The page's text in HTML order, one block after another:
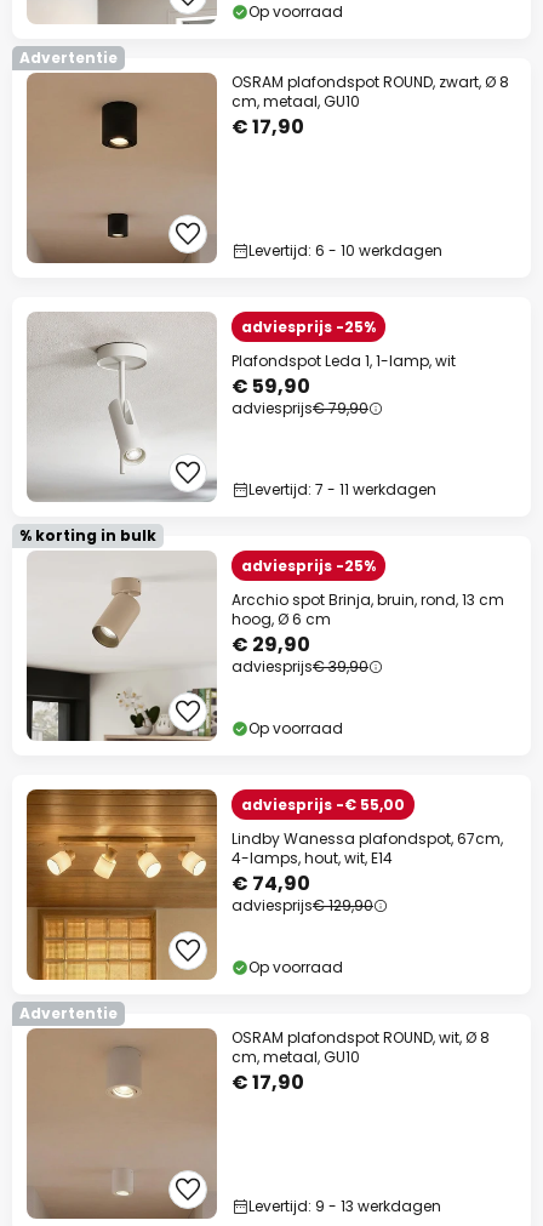
Op voorraad
Advertentie
OSRAM plafondspot ROUND, zwart, Ø 8
cm, metaal, GU10
€ 17,90
Levertijd: 6 - 10 werkdagen
adviesprijs -25%
Plafondspot Leda 1, 1-lamp, wit
€ 59,90
adviesprijs€ 79,90
Levertijd: 7 - 11 werkdagen
% korting in bulk
adviesprijs -25%
Arcchio spot Brinja, bruin, rond, 13 cm
hoog, Ø 6 cm
€ 29,90
adviesprijs€ 39,90
Op voorraad
adviesprijs -€ 55,00
Lindby Wanessa plafondspot, 67cm,
4-lamps, hout, wit, E14
€ 74,90
adviesprijs€ 129,90
Op voorraad
Advertentie
OSRAM plafondspot ROUND, wit, Ø 8
cm, metaal, GU10
€ 17,90
Levertijd: 9 - 13 werkdagen